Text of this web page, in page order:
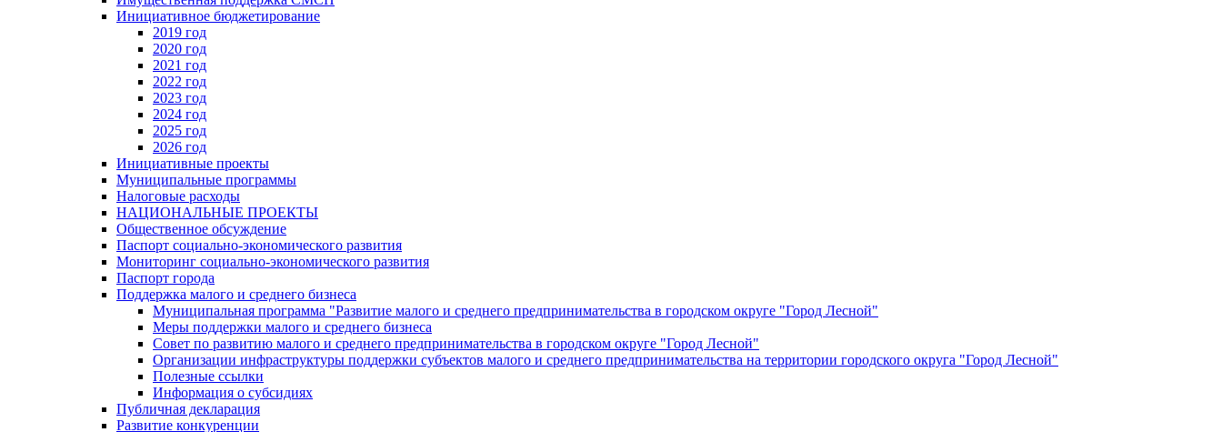
Инициативное бюджетирование
2019 год
2020 год
2021 год
2022 год
2023 год
2024 год
2025 год
2026 год
Инициативные проекты
Муниципальные программы
Налоговые расходы
НАЦИОНАЛЬНЫЕ ПРОЕКТЫ
Общественное обсуждение
Паспорт социально-экономического развития
Мониторинг социально-экономического развития
Паспорт города
Поддержка малого и среднего бизнеса
Муниципальная программа "Развитие малого и среднего предпринимательства в городском округе "Город Лесной"
Меры поддержки малого и среднего бизнеса
Совет по развитию малого и среднего предпринимательства в городском округе "Город Лесной"
Организации инфраструктуры поддержки субъектов малого и среднего предпринимательства на территории городского округа "Город Лесной"
Полезные ссылки
Информация о субсидиях
Публичная декларация
Развитие конкуренции